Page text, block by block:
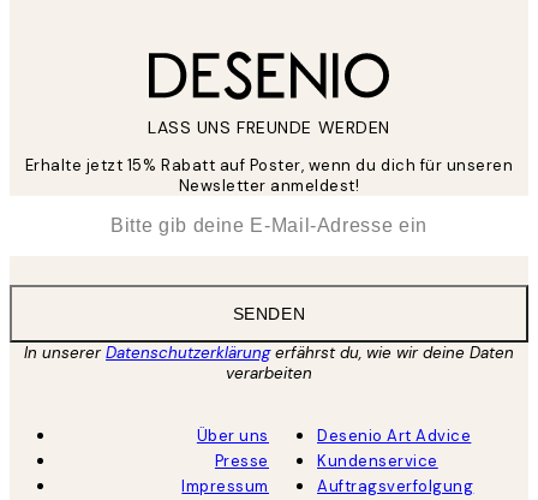
LASS UNS FREUNDE WERDEN
Erhalte jetzt 15% Rabatt auf Poster, wenn du dich für unseren
Newsletter anmeldest!
SENDEN
In unsererDatenschutzerklärungerfährst du, wie wir deine Daten
verarbeiten
Über uns
Presse
Impressum
Desenio Art Advice
Kundenservice
Auftragsverfolgung